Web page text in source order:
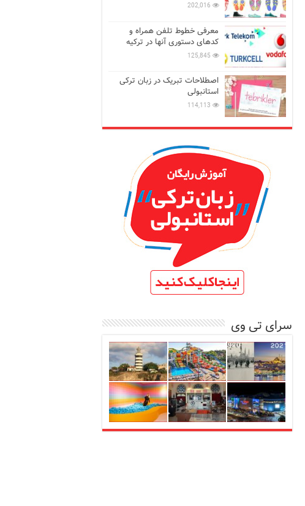
202,016
معرفی خطوط تلفن همراه و
کدهای دستوری آنها در ترکیه
125,845
اصطلاحات تبریک در زبان ترکی
استانبولی
114,113
سرای تی وی